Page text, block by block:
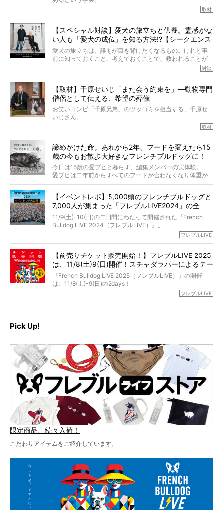
とりを目の当たりにするほどに、そのフレンチブルドッグ
愛がわたしたちのそれとまったく同じであることに、なん
だかうれしくなってしまったのでした。
春奈さんとアムちゃんのすてきな暮らしを、BUHI編集長の
小西がいつくしみながら、切り取らせていただきます。
取材
【スペシャル対談】愛犬の旅立ちと供養。霊感がな
い人も「愛犬の成仏」を知る方法!?【シークエンス
はやとも×PELI】
愛犬の旅立ちは、誰もが目を背けたくなるもの。けれど事
前に知っておくこと、考えておくことで、救われることが
力をもつお笑い芸人「シークエンスはやとも」さんに、愛
犬の旅立ちや供養についてインタビュー。
インタビュアー兼対談相手は、大の犬好きで心霊分野の知
識にも長けているPELIさん。
「愛犬が旅立ったあと、ベッドやおもちゃはどうすればい
くれる？」
さらには、霊感がない人でも愛犬が成仏したことを知る方
法まで。
お笑い芸人だからこそ暗くなりすぎない、むしろ心がスッ
と軽くなる。
永久保存版のスペシャル対談です！
対談
【取材】千原せいじ「また会う約束を」―動物専門
僧侶として伝える、希望の葬儀
お笑いコンビ「千原兄弟」のツッコミを担当する、千原せ
いじさん。
た。
僧侶としての名は「靖賢（せいけん）」。
当時54歳という年齢にして、なぜ動物専門僧侶という道を
選んだのか。
また、愛犬の旅立ちとどのように向き合うべきなのか。
た。
取材
諦めかけた命。あれから2年、フードを変えたら15
歳の今もお散歩大好きなフレンチブルドッグに！
今日は15歳の愛ブヒと暮らす、編集メンバーの実体験。
愛ブヒは二年前からすべてのフードが合わなくなり体重が
激減。検査をしても異常はなく「年齢のせいですね…」と言
もう諦めるしかないのかな…そんなとき、我が家に届いたの
が「THE fu-do(ザ・フード)」の試食品でした。
そして「THE fu-do(ザ・フード)」を食べつづけて二年、愛
ブヒは15歳になり、今も元気にお散歩をしています。
今回は、二年前の絶望から今までを包み隠さず、時系列で
【イベントレポ】5,000頭のフレンチブルドッグと
7,000人が集まった「フレブルLIVE2024」の全
貌！
11/9(土)-10(日)の二日間にわたって開催された『French
Bulldog LIVE 2024（フレブルLIVE）』。
今年はのべ5,000頭のフレンチブルドッグと7,000人のフレ
day1の司会はフレブルラバーのロッチさん。day2の音楽フ
ェスには世代ど真ん中のPUFFYが出演するなど、例年以上
に豪華なラインナップ。
北は北海道、南は鹿児島県から。全国のフレンチブルドッ
グが一堂に会した「フレブルLIVE2024」の模様を、詳しく
フレブルLIVE
【前売りチケット販売開始！】フレブルLIVE 2025
は、11/8(土)9(日)開催！スチャダラパーによるテー
マソング制作も決定
『French Bulldog LIVE 2025（フレブルLIVE）』の開催
は、11/8(土)-9(日)の2days！
お得な前売りチケット、いよいよ販売スタートです！
ど、内容盛りだくさんでお送りしていますので、最後まで
お見逃しなく！
フレブルLIVE
Pick Up!
限定商品、続々入荷！
こだわりアイテムをご紹介しています。